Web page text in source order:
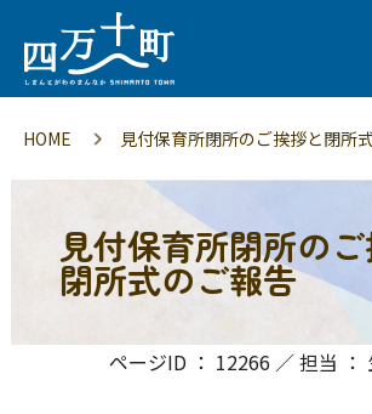
HOME 見付保育所閉所のご挨拶と閉所
見付保育所閉所のご
閉所式のご報告
ページID ： 12266 ／ 担当 ：